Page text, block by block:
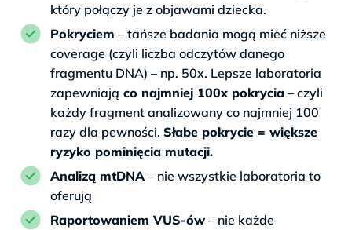
który połączy je z objawami dziecka.
Pokryciem – tańsze badania mogą mieć niższe
coverage (czyli liczba odczytów danego
fragmentu DNA) – np. 50x. Lepsze laboratoria
zapewniają co najmniej 100x pokrycia – czyli
każdy fragment analizowany co najmniej 100
razy dla pewności. Słabe pokrycie = większe
ryzyko pominięcia mutacji.
Analizą mtDNA – nie wszystkie laboratoria to
oferują
Raportowaniem VUS-ów – nie każde